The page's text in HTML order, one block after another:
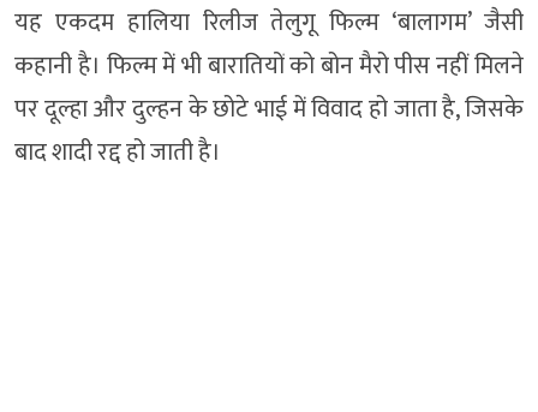
यह एकदम हालिया रिलीज तेलुगू फिल्म ‘बालागम’ जैसी
कहानी है। फिल्म में भी बारातियों को बोन मैरो पीस नहीं मिलने
पर दूल्हा और दुल्हन के छोटे भाई में विवाद हो जाता है, जिसके
बाद शादी रद्द हो जाती है।